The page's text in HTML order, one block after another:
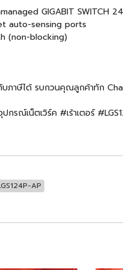
GIGABIT SWITCH
auto-sensing ports
(non-blocking)
ภาษีได้ รบกวนคุณลูกค้าทัก
รณ์เน็ตเวิร์ค #เร้าเตอร์
AP